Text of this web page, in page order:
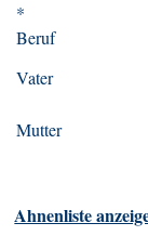
*
Beruf
Vater
Mutter
Ahnenliste